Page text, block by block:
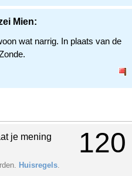
Mien:
wat narrig. In plaats van de
120
je mening
Huisregels